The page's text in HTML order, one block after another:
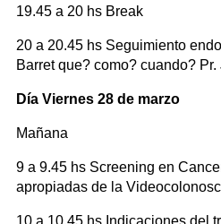
19.45 a 20 hs Break
20 a 20.45 hs Seguimiento
Barret que? como? cuando?
Día Viernes 28 de marzo
Mañana
9 a 9.45 hs Screening en
apropiadas de la
10 a 10.45 hs Indicaciones del